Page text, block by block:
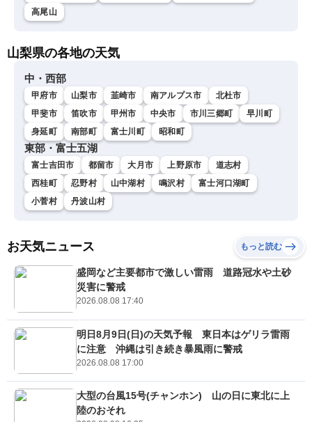
高尾山
山梨県の各地の天気
中・西部
甲府市 山梨市 韮崎市 南アルプス市
北杜市
甲斐市
笛吹市 甲州市 中央市 市川三郷町
早川町
身延町
南部町 富士川町 昭和町
東部・富士五湖
富士吉田市 都留市 大月市 上野原市
道志村
西桂町
忍野村 山中湖村 鳴沢村
富士河口湖町
小菅村
丹波山村
お天気ニュース もっと読む
盛岡など主要都市で激しい雷雨 道路冠水や土砂
災害に警戒
2026.08.08 17:40
明日8月9日(日)の天気予報 東日本はゲリラ雷雨
に注意 沖縄は引き続き暴風雨に警戒
2026.08.08 17:00
大型の台風15号(チャンホン) 山の日に東北に上
陸のおそれ